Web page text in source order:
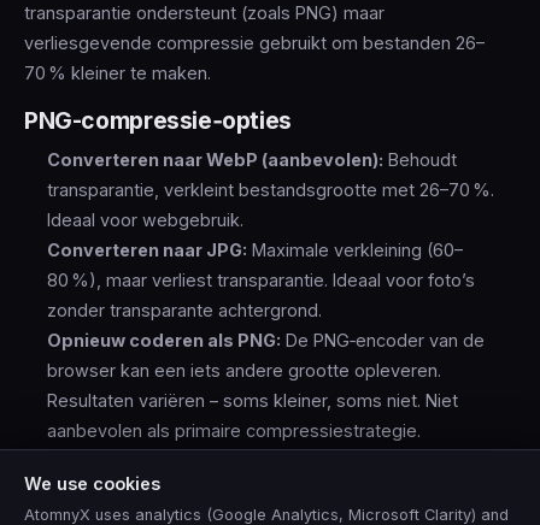
transparantie ondersteunt (zoals PNG) maar
verliesgevende compressie gebruikt om bestanden 26–
70 % kleiner te maken.
PNG-compressie‑opties
Converteren naar WebP (aanbevolen): Behoudt
transparantie, verkleint bestandsgrootte met 26–70 %.
Ideaal voor webgebruik.
Converteren naar JPG: Maximale verkleining (60–
80 %), maar verliest transparantie. Ideaal voor foto’s
zonder transparante achtergrond.
Opnieuw coderen als PNG: De PNG‑encoder van de
browser kan een iets andere grootte opleveren.
Resultaten variëren – soms kleiner, soms niet. Niet
aanbevolen als primaire compressiestrategie.
Wanneer PNG behouden ondanks de grote
omvang
We use cookies
AtomnyX uses analytics (Google Analytics, Microsoft Clarity) and